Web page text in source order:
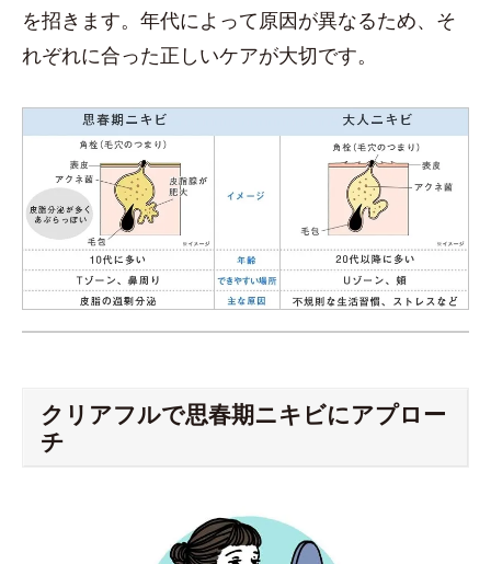
を招きます。年代によって原因が異なるため、そ
れぞれに合った正しいケアが大切です。
クリアフルで思春期ニキビにアプロー
チ